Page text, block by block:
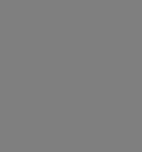
sa composition
en silice et pauvre
sheen peut se